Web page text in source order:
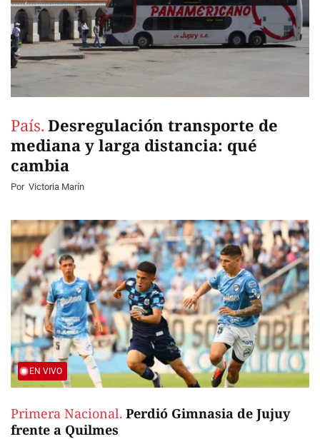
País. Desregulación transporte de
mediana y larga distancia: qué
cambia
Por Victoria Marín
EN VIVO
Primera Nacional. Perdió Gimnasia de Jujuy
frente a Quilmes